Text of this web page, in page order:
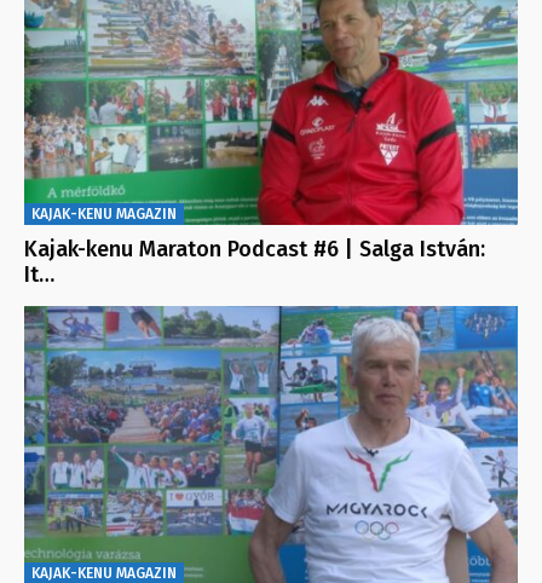
KAJAK-KENU MAGAZIN
Kajak-kenu Maraton Podcast #6 | Salga István:
It…
KAJAK-KENU MAGAZIN